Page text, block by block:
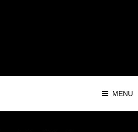
MENU